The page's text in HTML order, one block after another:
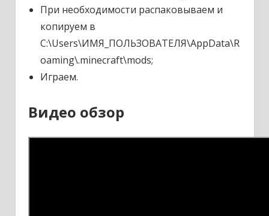
При необходимости распаковываем и
копируем в
C:\Users\ИМЯ_ПОЛЬЗОВАТЕЛЯ\AppData\R
oaming\.minecraft\mods;
Играем.
Видео обзор